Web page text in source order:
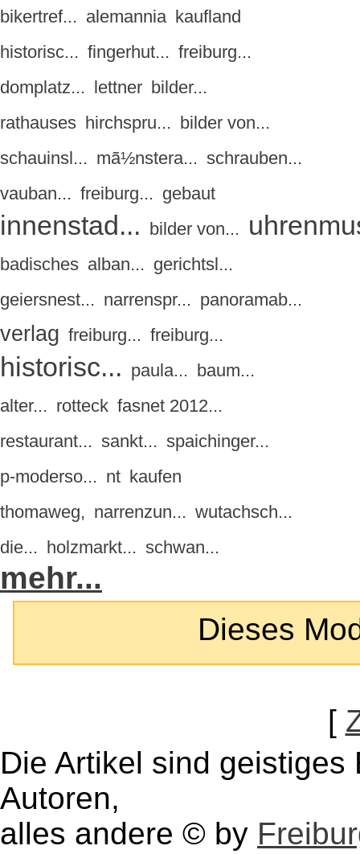
bikertref... alemannia kaufland
historisc... fingerhut... freiburg...
domplatz... lettner bilder...
rathauses hirchspru... bilder von...
schauinsl... mã½nstera... schrauben...
vauban... freiburg... gebaut
innenstad... bilder von...
badisches alban... gerichtsl...
geiersnest... narrenspr... panoramab...
verlag freiburg... freiburg...
historisc... paula... baum...
alter... rotteck fasnet 2012...
restaurant... sankt... spaichinger...
p-moderso... nt kaufen
thomaweg, narrenzun... wutachsch...
die... holzmarkt... schwan...
mehr...
Dieses
[
Die Artikel sind
Autoren,
alles andere © by